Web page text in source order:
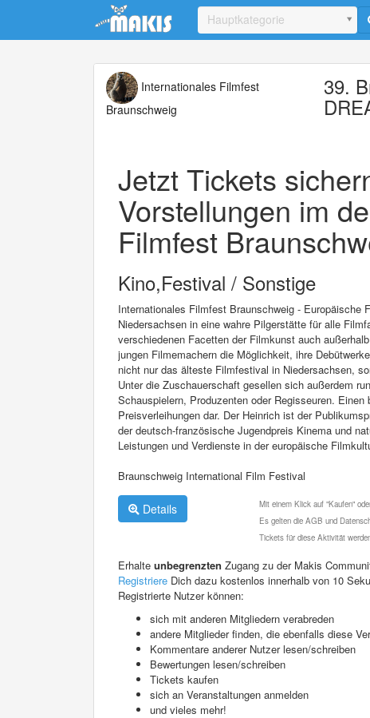
Update cookies preferences
Hauptkategorie
Internationales Filmfest
Braunschweig
39.
Jetzt Tickets
Vorstellungen im
Filmfest
Kino,Festival / Sonstige
Internationales Filmfest Braunschweig - Europäische
Niedersachsen in eine wahre Pilgerstätte für alle
verschiedenen Facetten der Filmkunst auch
jungen Filmemachern die Möglichkeit, ihre
nicht nur das älteste Filmfestival in Niedersachsen,
Unter die Zuschauerschaft gesellen sich außerdem
Schauspielern, Produzenten oder Regisseuren.
Preisverleihungen dar. Der Heinrich ist der
der deutsch-französische Jugendpreis Kinema und
Leistungen und Verdienste in der europäische
Braunschweig International Film Festival
Details
Mit einem Klick auf "Kaufen"
Es gelten die AGB und
Tickets für diese Aktivität
Erhalte unbegrenzten Zugang zu der Makis
Registriere Dich dazu kostenlos innerhalb von 10
Registrierte Nutzer können:
sich mit anderen Mitgliedern verabreden
andere Mitglieder finden, die ebenfalls diese
Kommentare anderer Nutzer lesen/schreiben
Bewertungen lesen/schreiben
Tickets kaufen
sich an Veranstaltungen anmelden
und vieles mehr!